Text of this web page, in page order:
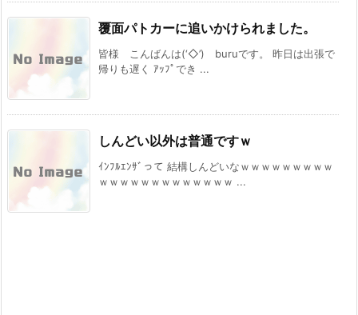
覆面パトカーに追いかけられました。
皆様 こんばんは(‘◇’)ゞburuです。 昨日は出張で
帰りも遅く ｱｯﾌﾟでき ...
しんどい以外は普通ですｗ
ｲﾝﾌﾙｴﾝｻﾞって 結構しんどいなｗｗｗｗｗｗｗｗｗ
ｗｗｗｗｗｗｗｗｗｗｗｗｗ ...